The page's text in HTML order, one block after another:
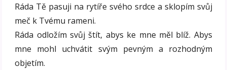
Ráda Tě pasuji na rytíře svého srdce a sklopím svůj
meč k Tvému rameni.
Ráda odložím svůj štít, abys ke mne měl blíž. Abys
mne mohl uchvátit svým pevným a rozhodným
objetím.